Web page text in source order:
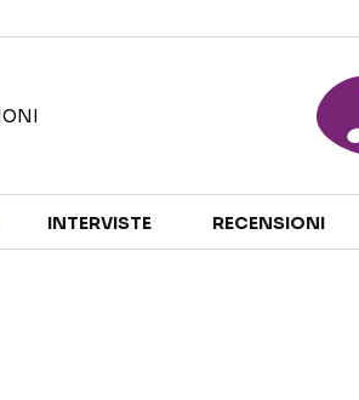
INTERVISTE RECENSIONI